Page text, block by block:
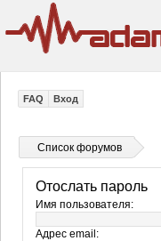
FAQ Вход
Список форумов
Отослать пароль
Имя пользователя:
Адрес email: